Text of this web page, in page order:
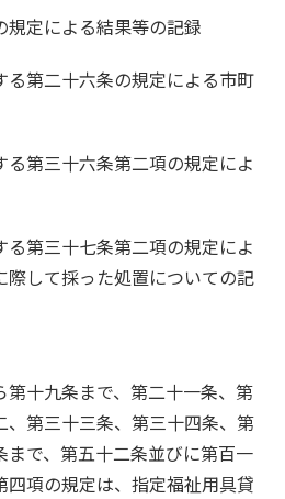
定による結果等の記録
第二十六条の規定による市町
第三十六条第二項の規定によ
第三十七条第二項の規定によ
際して採った処置についての記
十九条まで、第二十一条、第
、第三十三条、第三十四条、第
で、第五十二条並びに第百一
項の規定は、指定福祉用具貸